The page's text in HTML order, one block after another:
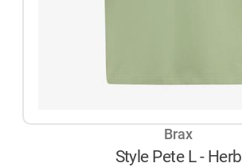
Brax
Style Pete L - Herb